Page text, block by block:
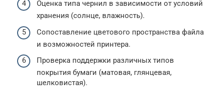
Оценка типа чернил в зависимости от условий
хранения (солнце, влажность).
Сопоставление цветового пространства файла
и возможностей принтера.
Проверка поддержки различных типов
покрытия бумаги (матовая, глянцевая,
шелковистая).